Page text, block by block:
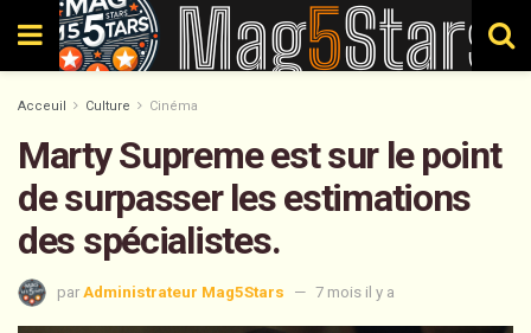
Acceuil Culture Cinéma
Marty Supreme est sur le point
de surpasser les estimations
des spécialistes.
par Administrateur Mag5Stars 7 mois il y a